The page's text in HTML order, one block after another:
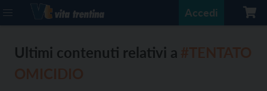
Accedi
Ultimi contenuti relativi a